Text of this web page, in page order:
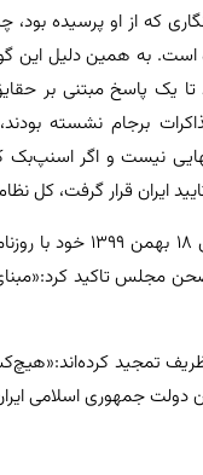
که از او پرسیده
است. به همین دلیل این
یک پاسخ مبتنی بر
برجام نشسته
نیست و اگر اسنپ‌بک
ایران قرار گرفت، کل
ظریف خود نیز بارها
بود.» او 30 دی 99 نیز در صحن
تمجید
جمهوری اسلامی ایران